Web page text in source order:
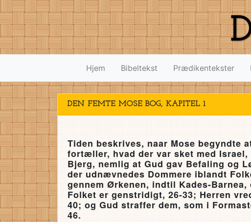
Hjem Bibeltekst Prædikentekster
DEN FEMTE MOSE BOG, KAPITEL 1
Tiden beskrives, naar Mose begyndte
fortæller, hvad der var sket med
Bjerg, nemlig at Gud gav Befaling og
der udnævnedes Dommere iblandt
gennem Ørkenen, indtil Kades-
Folket er genstridigt, 26-33; Herren
40; og Gud straffer dem, som i
46.